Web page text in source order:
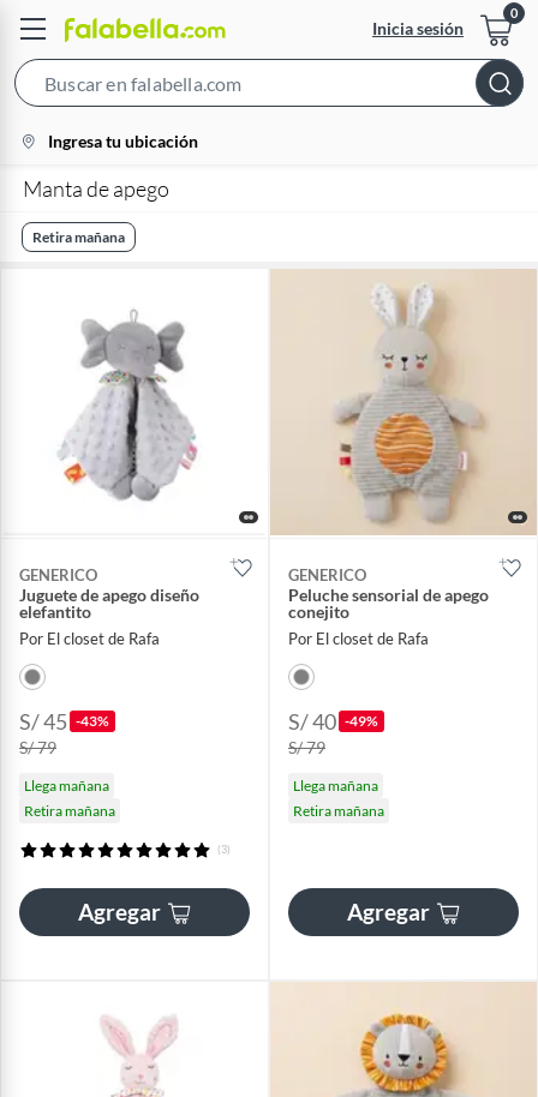
Inicia sesión
Bar
location-
icon
Ingresa tu ubicación
Manta de apego
Retira mañana
GENERICO
Juguete de apego diseño
elefantito
Por El closet de Rafa
S/ 45 -43%
S/ 79
Llega mañana
Retira mañana
(3)
Agregar
GENERICO
Peluche sensorial de apego
conejito
Por El closet de Rafa
S/ 40 -49%
S/ 79
Llega mañana
Retira mañana
Agregar